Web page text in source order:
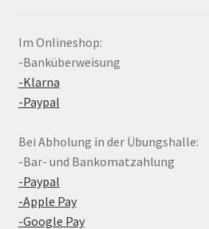
Im Onlineshop:
-Banküberweisung
-Klarna
-Paypal
Bei Abholung in der Übungshalle:
-Bar- und Bankomatzahlung
-Paypal
-Apple Pay
-Google Pay